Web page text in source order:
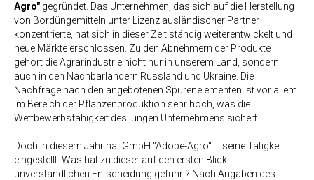
Agro" gegründet. Das Unternehmen, das sich auf die Herstellung
von Bordüngemitteln unter Lizenz ausländischer Partner
konzentrierte, hat sich in dieser Zeit ständig weiterentwickelt und
neue Märkte erschlossen. Zu den Abnehmern der Produkte
gehört die Agrarindustrie nicht nur in unserem Land, sondern
auch in den Nachbarländern Russland und Ukraine. Die
Nachfrage nach den angebotenen Spurenelementen ist vor allem
im Bereich der Pflanzenproduktion sehr hoch, was die
Wettbewerbsfähigkeit des jungen Unternehmens sichert.
Doch in diesem Jahr hat GmbH "Adobe-Agro" ... seine Tätigkeit
eingestellt. Was hat zu dieser auf den ersten Blick
unverständlichen Entscheidung geführt? Nach Angaben des